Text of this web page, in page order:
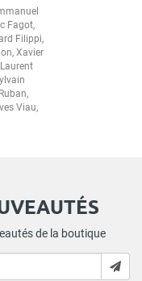
Fagot,
Filippi,
, Xavier
Laurent
,
Viau,
de la boutique